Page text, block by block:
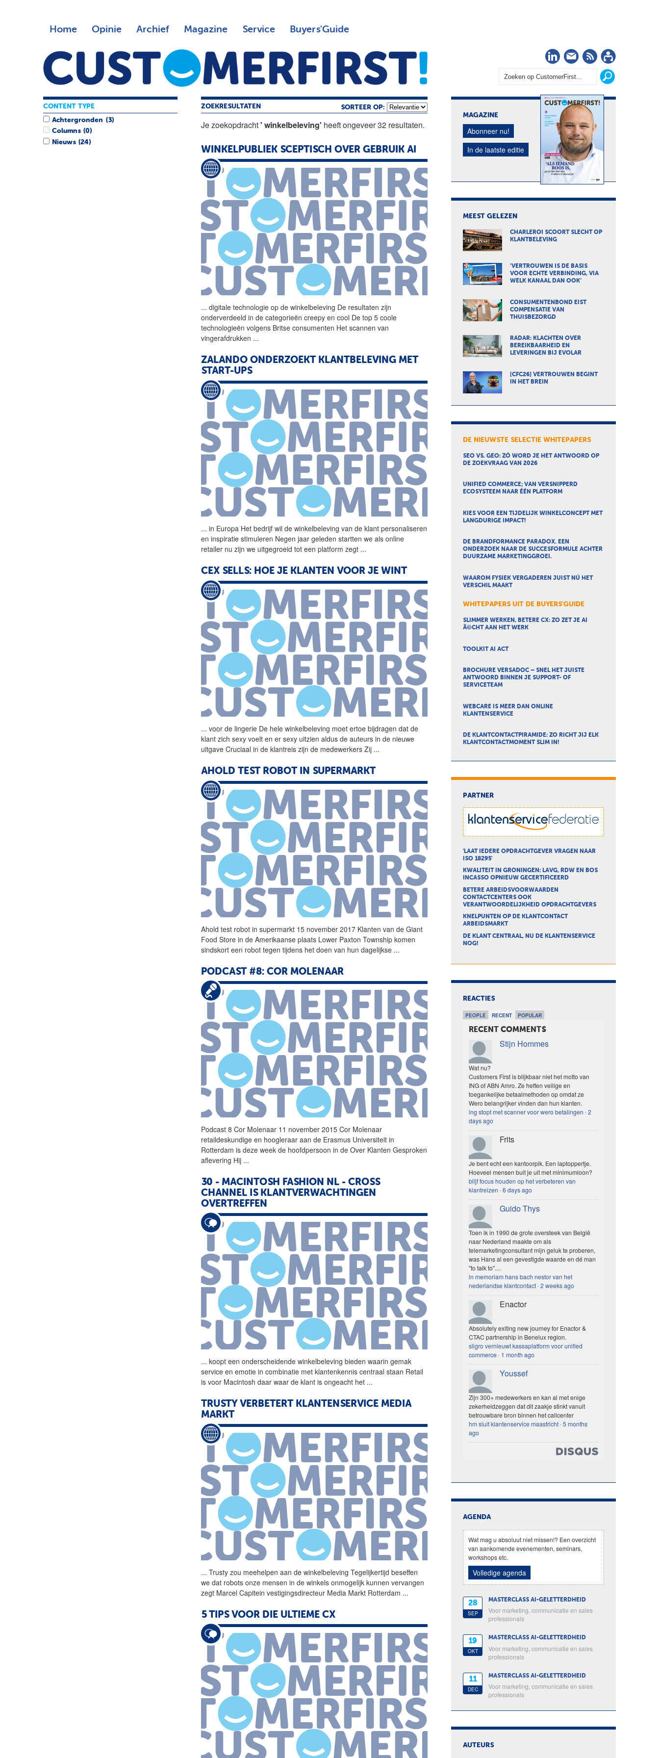
Home Opinie Archief Magazine Service Buyers'Guide
LinkedIn
Nieuwsbrief
RSS
ZOEKRESULTATEN SORTEER OP:
Je zoekopdracht' winkelbeleving' heeft ongeveer 32 resultaten.
WINKELPUBLIEK SCEPTISCH OVER GEBRUIK AI
... digitale technologie op dewinkelbeleving De resultaten zijn
onderverdeeld in de categorieën creepy en cool De top 5 coole
technologieën volgens Britse consumenten Het scannen van
vingerafdrukken ...
ZALANDO ONDERZOEKT KLANTBELEVING MET
START-UPS
... in Europa Het bedrijf wil dewinkelbeleving van de klant personaliseren
en inspiratie stimuleren Negen jaar geleden startten we als online
retailer nu zijn we uitgegroeid tot een platform zegt ...
CEX SELLS: HOE JE KLANTEN VOOR JE WINT
... voor de lingerie De helewinkelbeleving moet ertoe bijdragen dat de
klant zich sexy voelt en er sexy uitzien aldus de auteurs in de nieuwe
uitgave Cruciaal in de klantreis zijn de medewerkers Zij ...
AHOLD TEST ROBOT IN SUPERMARKT
Ahold test robot in supermarkt 15 november 2017 Klanten van de Giant
Food Store in de Amerikaanse plaats Lower Paxton Township komen
sindskort een robot tegen tijdens het doen van hun dagelijkse ...
PODCAST #8: COR MOLENAAR
Podcast 8 Cor Molenaar 11 november 2015 Cor Molenaar
retaildeskundige en hoogleraar aan de Erasmus Universiteit in
Rotterdam is deze week de hoofdpersoon in de Over Klanten Gesproken
aflevering Hij ...
30 - MACINTOSH FASHION NL - CROSS
CHANNEL IS KLANTVERWACHTINGEN
OVERTREFFEN
... koopt een onderscheidendewinkelbeleving bieden waarin gemak
service en emotie in combinatie met klantenkennis centraal staan Retail
is voor Macintosh daar waar de klant is ongeacht het ...
TRUSTY VERBETERT KLANTENSERVICE MEDIA
MARKT
... Trusty zou meehelpen aan dewinkelbeleving Tegelijkertijd beseffen
we dat robots onze mensen in de winkels onmogelijk kunnen vervangen
zegt Marcel Capitein vestigingsdirecteur Media Markt Rotterdam ...
5 TIPS VOOR DIE ULTIEME CX
CONTENT TYPE
Achtergronden (3)
Columns (0)
Nieuws (24)
MAGAZINE
Abonneer nu!
In de laatste editie
MEEST GELEZEN
CHARLEROI SCOORT SLECHT OP
KLANTBELEVING
‘VERTROUWEN IS DE BASIS
VOOR ECHTE VERBINDING, VIA
WELK KANAAL DAN OOK’
CONSUMENTENBOND EIST
COMPENSATIE VAN
THUISBEZORGD
RADAR: KLACHTEN OVER
BEREIKBAARHEID EN
LEVERINGEN BIJ EVOLAR
[CFC26] VERTROUWEN BEGINT
IN HET BREIN
DE NIEUWSTE SELECTIE WHITEPAPERS
SEO VS. GEO: ZÓ WORD JE HET ANTWOORD OP
DE ZOEKVRAAG VAN 2026
UNIFIED COMMERCE; VAN VERSNIPPERD
ECOSYSTEEM NAAR ÉÉN PLATFORM
KIES VOOR EEN TIJDELIJK WINKELCONCEPT MET
LANGDURIGE IMPACT!
DE BRANDFORMANCE PARADOX. EEN
ONDERZOEK NAAR DE SUCCESFORMULE ACHTER
DUURZAME MARKETINGGROEI.
WAAROM FYSIEK VERGADEREN JUIST NÚ HET
VERSCHIL MAAKT
WHITEPAPERS UIT DE BUYERS'GUIDE
SLIMMER WERKEN, BETERE CX: ZO ZET JE AI
Ã©CHT AAN HET WERK
TOOLKIT AI ACT
BROCHURE VERSADOC – SNEL HET JUISTE
ANTWOORD BINNEN JE SUPPORT- OF
SERVICETEAM
WEBCARE IS MEER DAN ONLINE
KLANTENSERVICE
DE KLANTCONTACTPIRAMIDE: ZO RICHT JIJ ELK
KLANTCONTACTMOMENT SLIM IN!
PARTNER
'LAAT IEDERE OPDRACHTGEVER VRAGEN NAAR
ISO 18295'
KWALITEIT IN GRONINGEN: LAVG, RDW EN BOS
INCASSO OPNIEUW GECERTIFICEERD
BETERE ARBEIDSVOORWAARDEN
CONTACTCENTERS OOK
VERANTWOORDELIJKHEID OPDRACHTGEVERS
KNELPUNTEN OP DE KLANTCONTACT
ARBEIDSMARKT
DE KLANT CENTRAAL, NU DE KLANTENSERVICE
NOG!
REACTIES
PEOPLE RECENT POPULAR
RECENT COMMENTS
Stijn Hommes
Wat nu?
Customers First is blijkbaar niet het motto van
ING of ABN Amro. Ze heffen veilige en
toegankelijke betaalmethoden op omdat ze
Wero belangrijker vinden dan hun klanten.
ing stopt met scanner voor wero betalingen ·2
days ago
Frits
Je bent echt een kantoorpik. Een laptoppertje.
Hoeveel mensen buit je uit met minimumloon?
blijf focus houden op het verbeteren van
klantreizen ·6 days ago
Guido Thys
Toen ik in 1990 de grote oversteek van België
naar Nederland maakte om als
telemarketingconsultant mijn geluk te proberen,
was Hans al een gevestigde waarde en dé man
"to talk to"....
in memoriam hans bach nestor van het
nederlandse klantcontact ·2 weeks ago
Enactor
Absolutely exiting new journey for Enactor &
CTAC partnership in Benelux region.
sligro vernieuwt kassaplatform voor unified
commerce · 1 month ago
Youssef
Zijn 300+ medewerkers en kan al met enige
zekerheidzeggen dat dit zaakje stinkt vanuit
betrouwbare bron binnen het callcenter
hm sluit klantenservice maastricht ·5 months
ago
AGENDA
Wat mag u absoluut niet missen!? Een overzicht
van aankomende evenementen, seminars,
workshops etc.
Volledige agenda
28
SEP
MASTERCLASS AI-GELETTERDHEID
Voor marketing, communicatie en sales
professionals
19
OKT
MASTERCLASS AI-GELETTERDHEID
Voor marketing, communicatie en sales
professionals
11
DEC
MASTERCLASS AI-GELETTERDHEID
Voor marketing, communicatie en sales
professionals
AUTEURS